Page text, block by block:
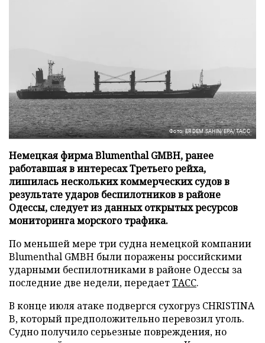
Фото: ERDEM SAHIN/EPA/ТАСС
Немецкая фирма Blumenthal GMBH, ранее
работавшая в интересах Третьего рейха,
лишилась нескольких коммерческих судов в
результате ударов беспилотников в районе
Одессы, следует из данных открытых ресурсов
мониторинга морского трафика.
По меньшей мере три судна немецкой компании
Blumenthal GMBH были поражены российскими
ударными беспилотниками в районе Одессы за
последние две недели, передаетТАСС.
В конце июля атаке подвергся сухогруз CHRISTINA
B, который предположительно перевозил уголь.
Судно получило серьезные повреждения, но